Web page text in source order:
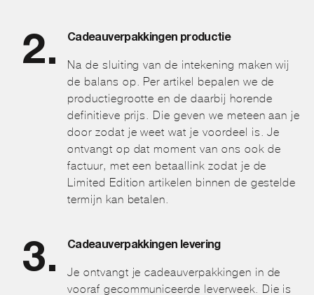
Cadeauverpakkingen productie
Na de sluiting van de intekening maken wij
de balans op. Per artikel bepalen we de
productiegrootte en de daarbij horende
definitieve prijs. Die geven we meteen aan je
door zodat je weet wat je voordeel is. Je
ontvangt op dat moment van ons ook de
factuur, met een betaallink zodat je de
Limited Edition artikelen binnen de gestelde
termijn kan betalen.
Cadeauverpakkingen levering
Je ontvangt je cadeauverpakkingen in de
vooraf gecommuniceerde leverweek. Die is